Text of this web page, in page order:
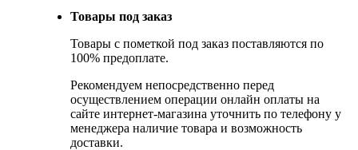
Товары под заказ
Товары с пометкой под заказ поставляются по
100% предоплате.
Рекомендуем непосредственно перед
осуществлением операции онлайн оплаты на
сайте интернет-магазина уточнить по телефону у
менеджера наличие товара и возможность
доставки.